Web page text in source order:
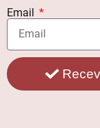
Email